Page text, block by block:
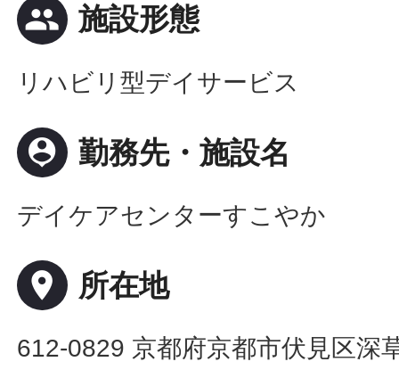
people 施設形態
リハビリ型デイサービス
person_pin 勤務先・施設名
デイケアセンターすこやか
place 所在地
612-0829 京都府京都市伏見区深